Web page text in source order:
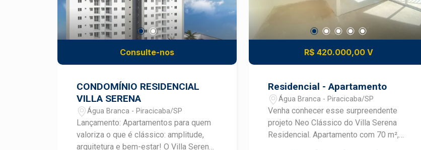
Consulte-nos
CONDOMÍNIO RESIDENCIAL
VILLA SERENA
Água Branca - Piracicaba/SP
Lançamento: Apartamentos para quem
valoriza o que é clássico: amplitude,
arquitetura e bem-estar! O Villa Serena
R$ 420.000,00 V
Residencial - Apartamento
Água Branca - Piracicaba/SP
Venha conhecer esse surpreendente
projeto Neo Clássico do Villa Serena
Residencial. Apartamento com 70 m²,